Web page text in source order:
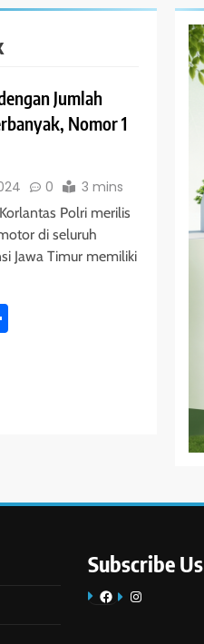
Jumlah
Nomor 1
0 3 mins
Polri merilis
di seluruh
Jawa Timur memiliki
Share
Subscribe Us
FacebookInstagram